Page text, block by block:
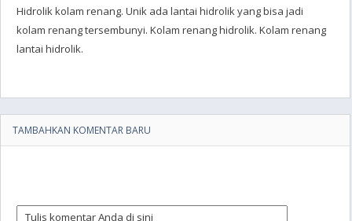
Hidrolik kolam renang. Unik ada lantai hidrolik yang bisa jadi
kolam renang tersembunyi. Kolam renang hidrolik. Kolam renang
lantai hidrolik.
TAMBAHKAN KOMENTAR BARU